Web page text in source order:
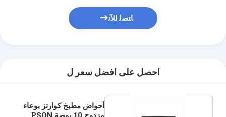
ﺎﺘﺼﻟ ﺍﻶﻧ
احصل على افضل سعر ل
أحواض مطبخ كوارتز بوعاء